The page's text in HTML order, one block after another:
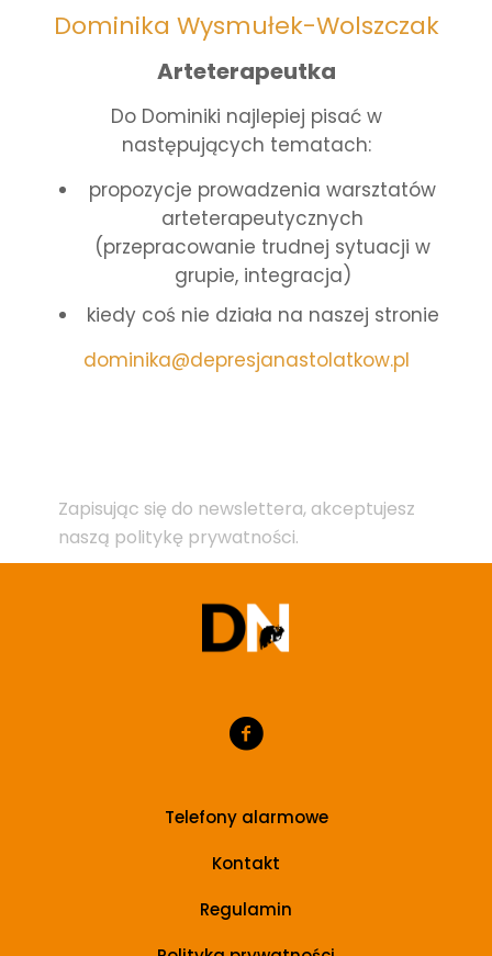
Dominika Wysmułek-Wolszczak
Arteterapeutka
Do Dominiki najlepiej pisać w
następujących tematach:
propozycje prowadzenia warsztatów
arteterapeutycznych
(przepracowanie trudnej sytuacji w
grupie, integracja)
kiedy coś nie działa na naszej stronie
dominika@depresjanastolatkow.pl
Zapisując się do newslettera, akceptujesz
naszą politykę prywatności.
Telefony alarmowe
Kontakt
Regulamin